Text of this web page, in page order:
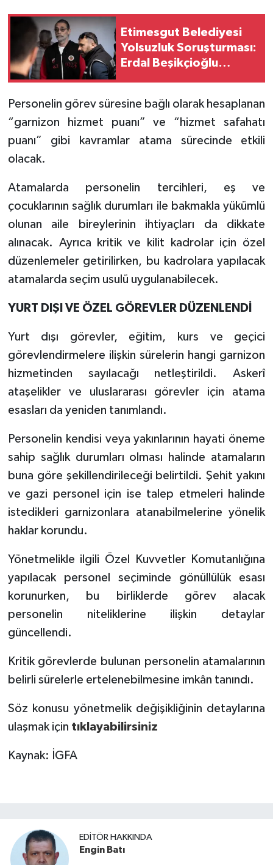
Etimesgut Belediyesi
Yolsuzluk Soruşturması:
Erdal Beşikçioğlu
Personelin görev süresine bağlı olarak hesaplanan
“garnizon hizmet puanı” ve “hizmet safahatı
puanı” gibi kavramlar atama sürecinde etkili
olacak.
Atamalarda personelin tercihleri, eş ve
çocuklarının sağlık durumları ile bakmakla yükümlü
olunan aile bireylerinin ihtiyaçları da dikkate
alınacak. Ayrıca kritik ve kilit kadrolar için özel
düzenlemeler getirilirken, bu kadrolara yapılacak
atamalarda seçim usulü uygulanabilecek.
YURT DIŞI VE ÖZEL GÖREVLER DÜZENLENDİ
Yurt dışı görevler, eğitim, kurs ve geçici
görevlendirmelere ilişkin sürelerin hangi garnizon
hizmetinden sayılacağı netleştirildi. Askerî
ataşelikler ve uluslararası görevler için atama
esasları da yeniden tanımlandı.
Personelin kendisi veya yakınlarının hayati öneme
sahip sağlık durumları olması halinde atamaların
buna göre şekillendirileceği belirtildi. Şehit yakını
ve gazi personel için ise talep etmeleri halinde
istedikleri garnizonlara atanabilmelerine yönelik
haklar korundu.
Yönetmelikle ilgili Özel Kuvvetler Komutanlığına
yapılacak personel seçiminde gönüllülük esası
korunurken, bu birliklerde görev alacak
personelin niteliklerine ilişkin detaylar
güncellendi.
Kritik görevlerde bulunan personelin atamalarının
belirli sürelerle ertelenebilmesine imkân tanındı.
Söz konusu yönetmelik değişikliğinin detaylarına
ulaşmak için tıklayabilirsiniz
Kaynak: İGFA
EDITÖR HAKKINDA
Engin Batı